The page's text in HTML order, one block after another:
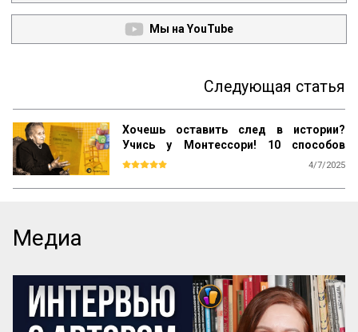
Мы на YouTube
Следующая статья
Хочешь оставить след в истории?
Учись у Монтессори! 10 способов
сохранить наследие
4/7/2025
можно найти, изучив опыт Марии
Монтессори — педагога, который не
только разработал уникальную систему
воспитания, но и создал механизм её
сохранения и развития по всему миру.
Медиа